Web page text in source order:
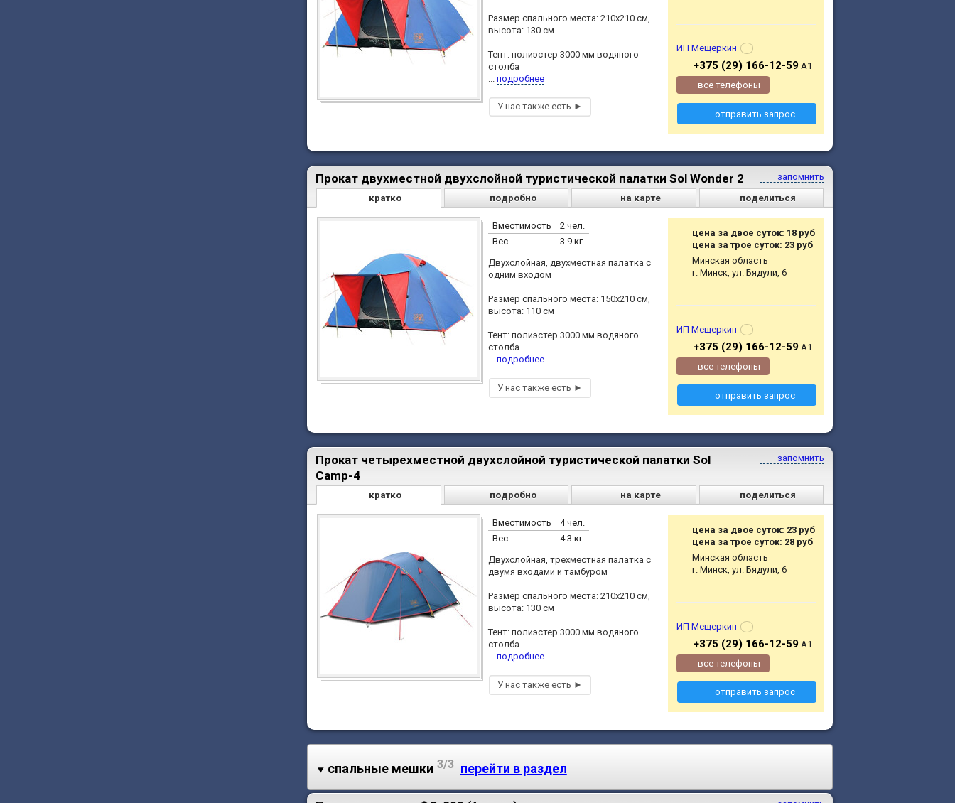
Размер спального места: 210х210 см,
высота: 130 см
Тент: полиэстер 3000 мм водяного
столба
подробнее
ИП Мещеркин
+375 (29) 166-12-59A1
все телефоны
отправить запрос
запомнить
Прокат двухместной двухслойной туристической палатки Sol Wonder 2
кратко подробно на карте поделиться
Вместимость
2 чел.
Вес
3.9 кг
Двухслойная, двухместная палатка с
одним входом
Размер спального места: 150х210 см,
высота: 110 см
Тент: полиэстер 3000 мм водяного
столба
... подробнее
цена за двое суток: 18 руб
цена за трое суток: 23 руб
Минская область
г. Минск, ул. Бядули, 6
ИП Мещеркин
+375 (29) 166-12-59A1
все телефоны
отправить запрос
запомнить
Прокат четырехместной двухслойной туристической палатки Sol
Camp-4
кратко подробно на карте поделиться
Вместимость
4 чел.
Вес
4.3 кг
Двухслойная, трехместная палатка с
двумя входами и тамбуром
Размер спального места: 210х210 см,
высота: 130 см
Тент: полиэстер 3000 мм водяного
столба
... подробнее
цена за двое суток: 23 руб
цена за трое суток: 28 руб
Минская область
г. Минск, ул. Бядули, 6
ИП Мещеркин
+375 (29) 166-12-59A1
все телефоны
отправить запрос
спальные мешки 3/3 перейти в раздел